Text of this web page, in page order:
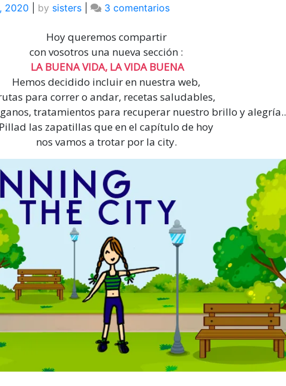
2020 by sisters 3 comentariosen
city:
Urgull
Hoy queremos compartir
con vosotros una nueva sección :
LA BUENA VIDA, LA VIDA BUENA
Hemos decidido incluir en nuestra web,
para correr o andar, recetas saludables,
tratamientos para recuperar nuestro brillo y alegría..
Pillad las zapatillas que en el capítulo de hoy
nos vamos a trotar por la city.